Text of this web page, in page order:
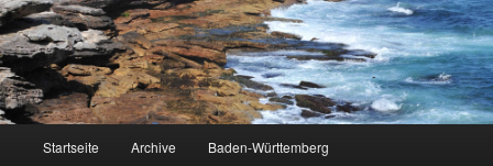
Startseite Archive Baden-Württemberg